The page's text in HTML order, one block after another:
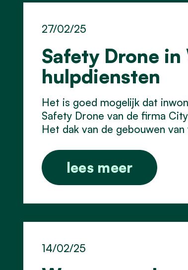
Safety Drone
hulpdiensten
27/02/25
Het is goed mogelijk dat
Safety Drone van de firma
Het dak van de gebouwen
lees meer
14/02/25